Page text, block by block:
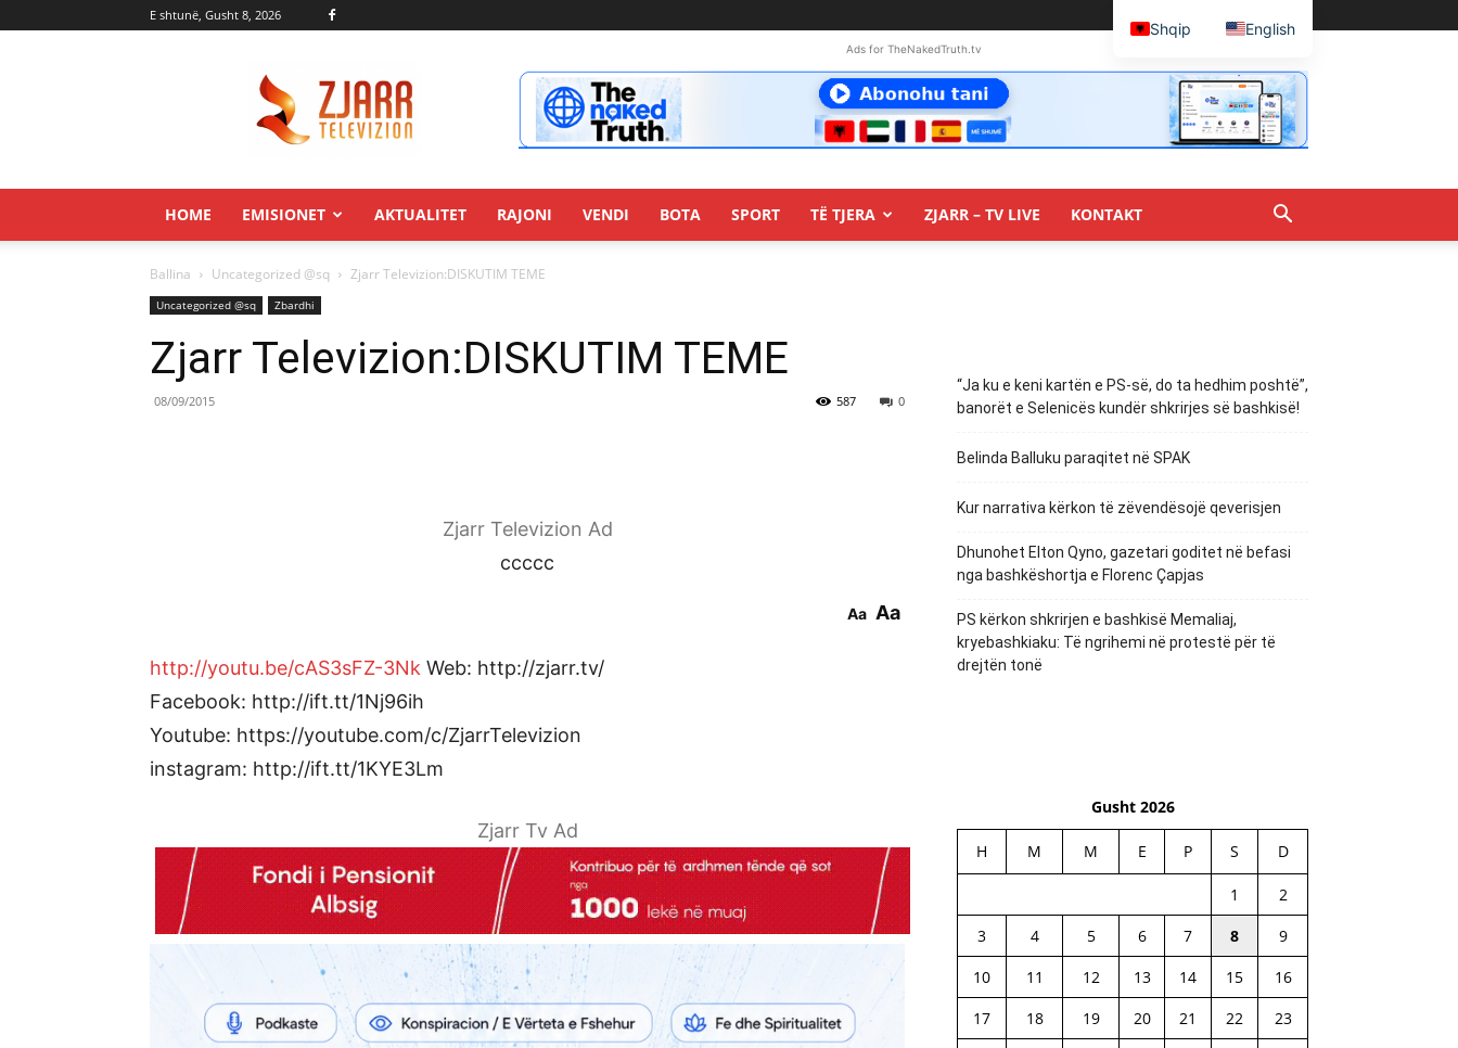
E shtunë, Gusht 8, 2026
Ads for TheNakedTruth.tv
HOME EMISIONET AKTUALITET RAJONI VENDI BOTA SPORT TË TJERA ZJARR – TV LIVE KONTAKT
Ballina Uncategorized @sq Zjarr Televizion:DISKUTIM TEME
Uncategorized @sq Zbardhi
Zjarr Televizion:DISKUTIM TEME
08/09/2015 0
587
Zjarr Televizion Ad
ccccc
Aa Aa
http://youtu.be/cAS3sFZ-3Nk Web: http://zjarr.tv/
Facebook: http://ift.tt/1Nj96ih
Youtube: https://youtube.com/c/ZjarrTelevizion
instagram: http://ift.tt/1KYE3Lm
Zjarr Tv Ad
“Ja ku e keni kartën e PS-së, do ta hedhim poshtë”,
banorët e Selenicës kundër shkrirjes së bashkisë!
Belinda Balluku paraqitet në SPAK
Kur narrativa kërkon të zëvendësojë qeverisjen
Dhunohet Elton Qyno, gazetari goditet në befasi
nga bashkëshortja e Florenc Çapjas
PS kërkon shkrirjen e bashkisë Memaliaj,
kryebashkiaku: Të ngrihemi në protestë për të
drejtën tonë
Gusht 2026
H M M E P S D
1
2
3
4 5 6 7 8
9
10
11 12 13 14 15
16
17
18 19 20 21 22
23
Shqip English